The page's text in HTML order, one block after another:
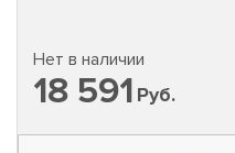
Нет в наличии
18 591 Руб.